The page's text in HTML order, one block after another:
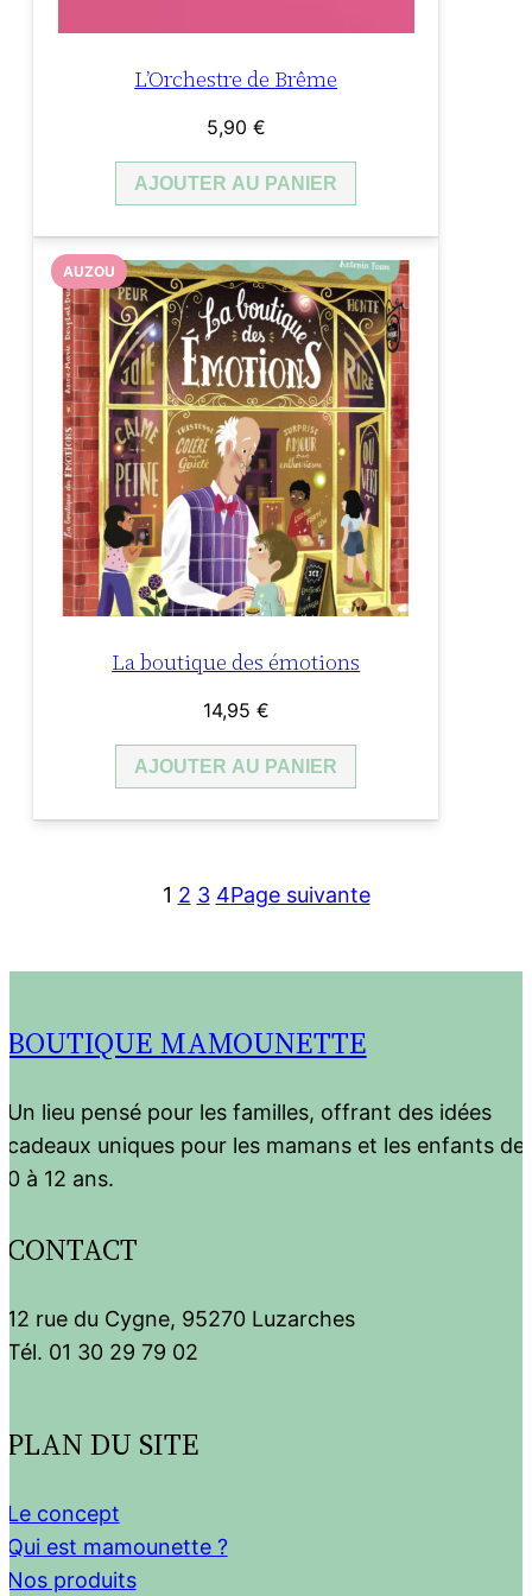
L’Orchestre de Brême
5,90 €
AJOUTER AU PANIER
La boutique des émotions
AUZOU
14,95 €
AJOUTER AU PANIER
1 2 3 4Page suivante
BOUTIQUE MAMOUNETTE
Un lieu pensé pour les familles, offrant des idées
cadeaux uniques pour les mamans et les enfants de
0 à 12 ans.
CONTACT
12 rue du Cygne, 95270 Luzarches
Tél. 01 30 29 79 02
PLAN DU SITE
Le concept
Qui est mamounette ?
Nos produits